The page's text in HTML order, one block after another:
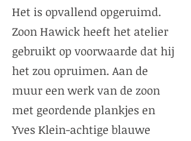
Het is opvallend opgeruimd.
Zoon Hawick heeft het atelier
gebruikt op voorwaarde dat hij
het zou opruimen. Aan de
muur een werk van de zoon
met geordende plankjes en
Yves Klein-achtige blauwe